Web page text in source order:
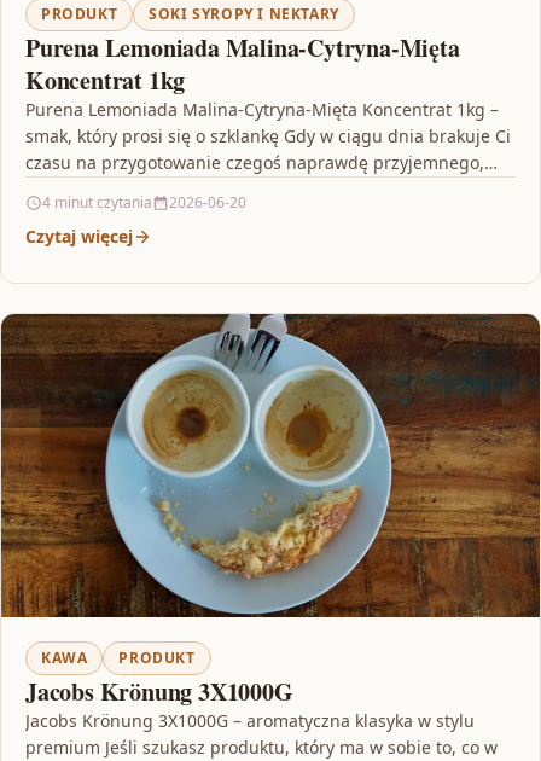
PRODUKT SOKI SYROPY I NEKTARY
Purena Lemoniada Malina-Cytryna-Mięta
Koncentrat 1kg
Purena Lemoniada Malina-Cytryna-Mięta Koncentrat 1kg –
smak, który prosi się o szklankę Gdy w ciągu dnia brakuje Ci
czasu na przygotowanie czegoś naprawdę przyjemnego,…
4 minut czytania 2026-06-20
Czytaj więcej
KAWA PRODUKT
Jacobs Krönung 3X1000G
Jacobs Krönung 3X1000G – aromatyczna klasyka w stylu
premium Jeśli szukasz produktu, który ma w sobie to, co w